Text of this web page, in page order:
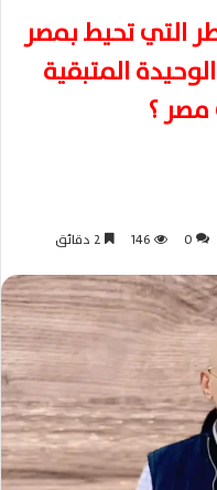
التي تحيط بمصر
المتبقية
مصر ؟
0
146